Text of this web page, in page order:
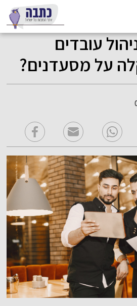
עובדים
על מסעדנים?